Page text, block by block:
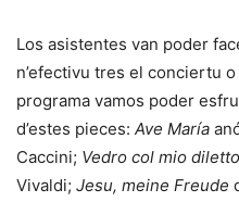
Los asistentes van poder
n’efectivu tres el conciertu
programa vamos poder
d’estes pieces: Ave María
Caccini; Vedro col mio diletto
Vivaldi; Jesu, meine Freude